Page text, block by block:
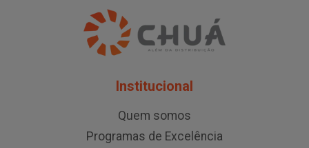
Institucional
Quem somos
Programas de Excelência